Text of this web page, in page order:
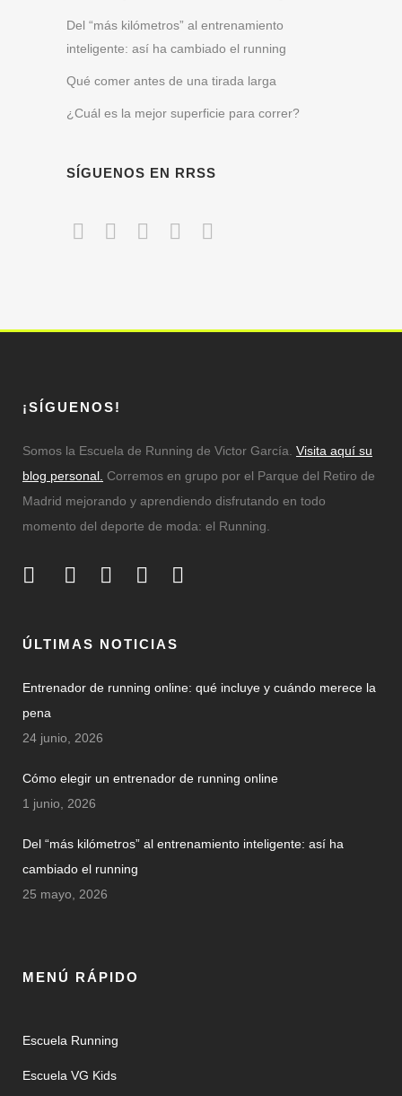
Del “más kilómetros” al entrenamiento
inteligente: así ha cambiado el running
Qué comer antes de una tirada larga
¿Cuál es la mejor superficie para correr?
SÍGUENOS EN RRSS
¡SÍGUENOS!
Somos la Escuela de Running de Victor García. Visita aquí su
blog personal. Corremos en grupo por el Parque del Retiro de
Madrid mejorando y aprendiendo disfrutando en todo
momento del deporte de moda: el Running.
ÚLTIMAS NOTICIAS
Entrenador de running online: qué incluye y cuándo merece la
pena
24 junio, 2026
Cómo elegir un entrenador de running online
1 junio, 2026
Del “más kilómetros” al entrenamiento inteligente: así ha
cambiado el running
25 mayo, 2026
MENÚ RÁPIDO
Escuela Running
Escuela VG Kids